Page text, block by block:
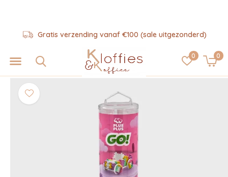
0 0
Gratis verzending vanaf €100 (sale uitgezonderd)